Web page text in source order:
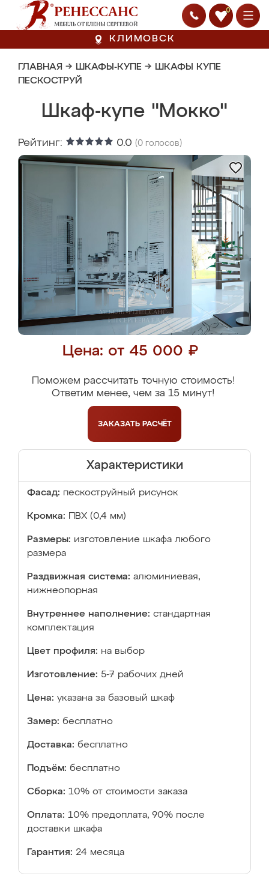
0
КЛИМОВСК
ГЛАВНАЯ → ШКАФЫ-КУПЕ → ШКАФЫ КУПЕ
ПЕСКОСТРУЙ
Шкаф-купе "Мокко"
Рейтинг: 0.0 (0 голосов)
Цена: от 45 000 ₽
Поможем рассчитать точную стоимость!
Ответим менее, чем за 15 минут!
ЗАКАЗАТЬ РАСЧЁТ
Характеристики
Фасад: пескоструйный рисунок
Кромка: ПВХ (0,4 мм)
Размеры: изготовление шкафа любого
размера
Раздвижная система: алюминиевая,
нижнеопорная
Внутреннее наполнение: стандартная
комплектация
Цвет профиля: на выбор
Изготовление: 5-7 рабочих дней
Цена: указана за базовый шкаф
Замер: бесплатно
Доставка: бесплатно
Подъём: бесплатно
Сборка: 10% от стоимости заказа
Оплата: 10% предоплата, 90% после
доставки шкафа
Гарантия: 24 месяца